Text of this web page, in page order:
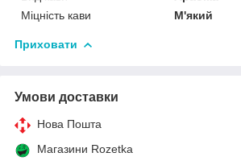
Міцність кави
М'який
Приховати
Умови доставки
Нова Пошта
Магазини Rozetka